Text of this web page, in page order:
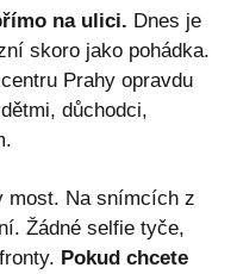
na ulici. Dnes je
skoro jako pohádka.
Prahy opravdu
důchodci,
most. Na snímcích z
Žádné selfie tyče,
Pokud chcete